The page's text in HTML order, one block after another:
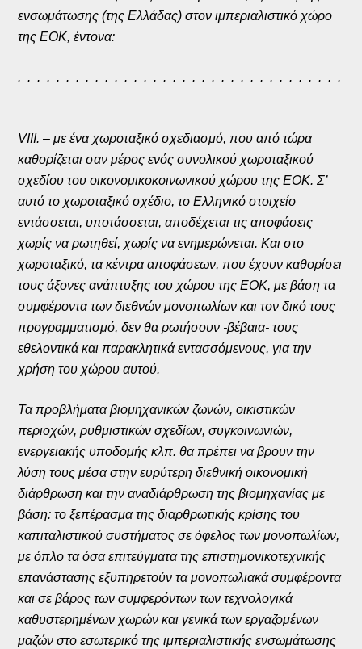
ενσωμάτωσης (της Ελλάδας) στον ιμπεριαλιστικό χώρο
της ΕΟΚ, έντονα:
. . . . . . . . . . . . . . . . . . . . . . . . . . . . . . . . . .
VIII. – με ένα χωροταξικό σχεδιασμό, που από τώρα
καθορίζεται σαν μέρος ενός συνολικού χωροταξικού
σχεδίου του οικονομικοκοινωνικού χώρου της ΕΟΚ. Σ’
αυτό το χωροταξικό σχέδιο, το Ελληνικό στοιχείο
εντάσσεται, υποτάσσεται, αποδέχεται τις αποφάσεις
χωρίς να ρωτηθεί, χωρίς να ενημερώνεται. Και στο
χωροταξικό, τα κέντρα αποφάσεων, που έχουν καθορίσει
τους άξονες ανάπτυξης του χώρου της ΕΟΚ, με βάση τα
συμφέροντα των διεθνών μονοπωλίων και τον δικό τους
προγραμματισμό, δεν θα ρωτήσουν -βέβαια- τους
εθελοντικά και παρακλητικά εντασσόμενους, για την
χρήση του χώρου αυτού.
Τα προβλήματα βιομηχανικών ζωνών, οικιστικών
περιοχών, ρυθμιστικών σχεδίων, συγκοινωνιών,
ενεργειακής υποδομής κλπ. θα πρέπει να βρουν την
λύση τους μέσα στην ευρύτερη διεθνική οικονομική
διάρθρωση και την αναδιάρθρωση της βιομηχανίας με
βάση: το ξεπέρασμα της διαρθρωτικής κρίσης του
καπιταλιστικού συστήματος σε όφελος των μονοπωλίων,
με όπλο τα όσα επιτεύγματα της επιστημονικοτεχνικής
επανάστασης εξυπηρετούν τα μονοπωλιακά συμφέροντα
και σε βάρος των συμφερόντων των τεχνολογικά
καθυστερημένων χωρών και γενικά των εργαζομένων
μαζών στο εσωτερικό της ιμπεριαλιστικής ενσωμάτωσης